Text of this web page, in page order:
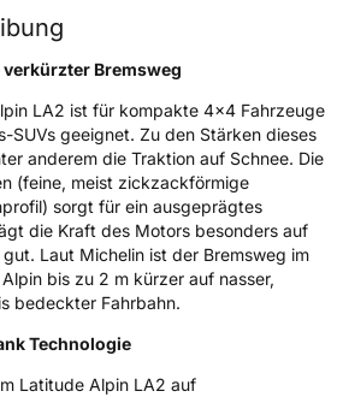
/ Alpine-SymbolJa
(GPSR)
FRANCAISE DES
Déchaux 23 63000 Clermont-
Bremsweg
LA2 ist für kompakte 4x4 Fahrzeuge
SUVs geeignet. Zu den Stärken dieses
anderem die Traktion auf Schnee. Die
(feine, meist zickzackförmige
sorgt für ein ausgeprägtes
die Kraft des Motors besonders auf
Laut Michelin ist der Bremsweg im
bis zu 2 m kürzer auf nasser,
bedeckter Fahrbahn.
Technologie
Latitude Alpin LA2 auf